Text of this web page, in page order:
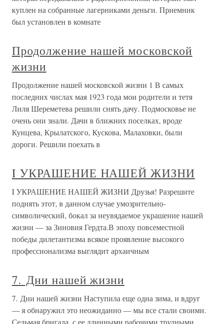
куплен на собранные лагерниками деньги. Приемник
был установлен в комнате
Продолжение нашей московской
жизни
Продолжение нашей московской жизни 1 В самых
последних числах мая 1923 года мои родители и тетя
Лиля Шереметева решили снять дачу. Подмосковье не
очень они знали. Дачи в ближних поселках, вроде
Кунцева, Крылатского, Кускова, Малаховки, были
дороги. Решили поехать в
I УКРАШЕНИЕ НАШЕЙ ЖИЗНИ
I УКРАШЕНИЕ НАШЕЙ ЖИЗНИ Друзья! Разрешите
поднять этот, в данном случае умозрительно-
символический, бокал за неувядаемое украшение нашей
жизни — за Зиновия Гердта.В эпоху повсеместной
победы дилетантизма всякое проявление высокого
профессионализма выглядит архаичным
7. Дни нашей жизни
7. Дни нашей жизни Наступила еще одна зима, и вдруг
— я обнаружил это неожиданно — мы все стали своими.
Седьмая бригада, с ее длинными рабочими трудными